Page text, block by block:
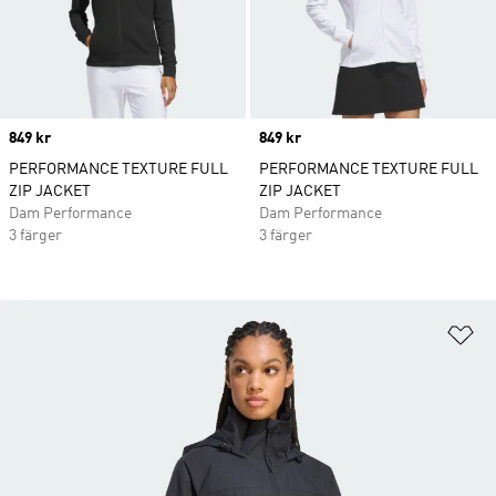
Price
849 kr
PERFORMANCE TEXTURE FULL
ZIP JACKET
Dam Performance
3 färger
Price
849 kr
PERFORMANCE TEXTURE FULL
ZIP JACKET
Dam Performance
3 färger